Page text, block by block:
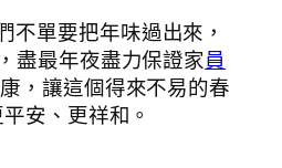
不單要把年味過出來，
盡最年夜盡力保證家員
，讓這個得來不易的春
安、更祥和。